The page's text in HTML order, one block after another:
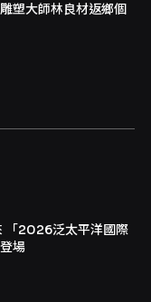
塑大師林良材返鄉個
「2026泛太平洋國際
場